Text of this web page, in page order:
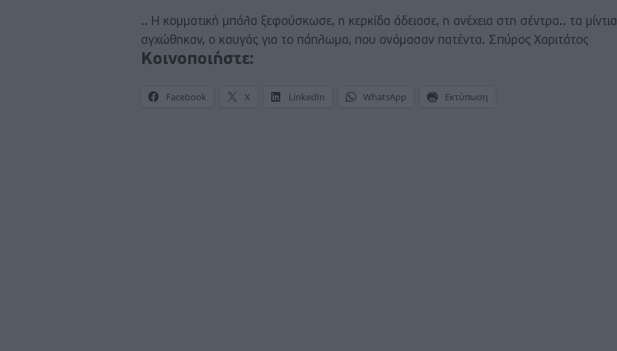
.. Η κομματική μπάλα ξεφούσκωσε, η κερκίδα άδειασε, η ανέχεια στη σέντρα.. τα μίντια
αγχώθηκαν, ο καυγάς για το πάπλωμα, που ονόμασαν πατέντα. Σπύρος Χαριτάτος
Κοινοποιήστε:
Facebook X LinkedIn WhatsApp Εκτύπωση